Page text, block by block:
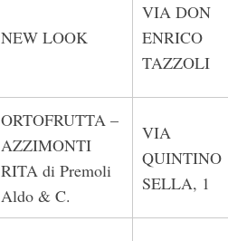
NEW LOOK
VIA DON
ENRICO
TAZZOLI
ORTOFRUTTA –
AZZIMONTI
RITA di Premoli
Aldo & C.
VIA
QUINTINO
SELLA, 1